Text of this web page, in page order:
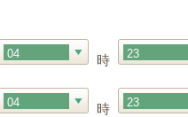
04 時 23
04 時 23